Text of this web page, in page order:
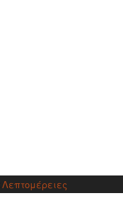
Λεπτομέρειες